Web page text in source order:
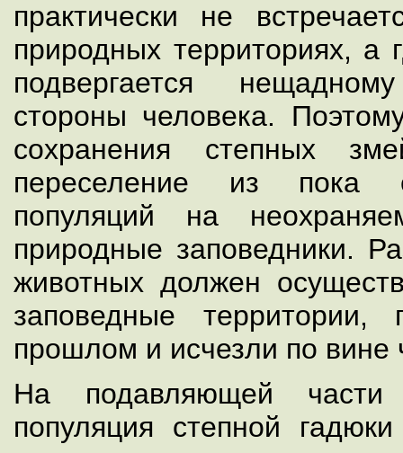
практически не
природных территориях, а
подвергается
стороны человека.
сохранения степных
переселение из пока
популяций на
природные заповедники.
животных должен
заповедные
прошлом и исчезли по вине
На подавляющей
популяция степной